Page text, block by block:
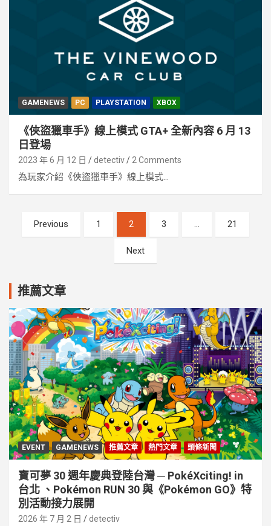
GAMENEWS PC PLAYSTATION XBOX
《俠盜獵車手》線上模式 GTA+ 全新內容 6 月 13
日登場
2023 年 6 月 12 日 detectiv 2 Comments
為玩家介紹《俠盜獵車手》線上模式...
章
頁
Previous 1 2 3 ... 21
Next
推薦文章
EVENT GAMENEWS 推薦文章 熱門文章 頭條新聞
寶可夢 30 週年慶典登陸台灣 ─ PokéXciting! in
台北 、Pokémon RUN 30 與《Pokémon GO》特
別活動接⼒展開
2026 年 7 月 2 日 detectiv